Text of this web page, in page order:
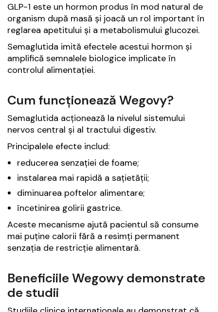
GLP-1 este un hormon produs în mod natural de
organism după masă și joacă un rol important în
reglarea apetitului și a metabolismului glucozei.
Semaglutida imită efectele acestui hormon și
amplifică semnalele biologice implicate în
controlul alimentației.
Cum funcționează Wegovy?
Semaglutida acționează la nivelul sistemului
nervos central și al tractului digestiv.
Principalele efecte includ:
reducerea senzației de foame;
instalarea mai rapidă a sațietății;
diminuarea poftelor alimentare;
încetinirea golirii gastrice.
Aceste mecanisme ajută pacientul să consume
mai puține calorii fără a resimți permanent
senzația de restricție alimentară.
Beneficiile Wegowy demonstrate
de studii